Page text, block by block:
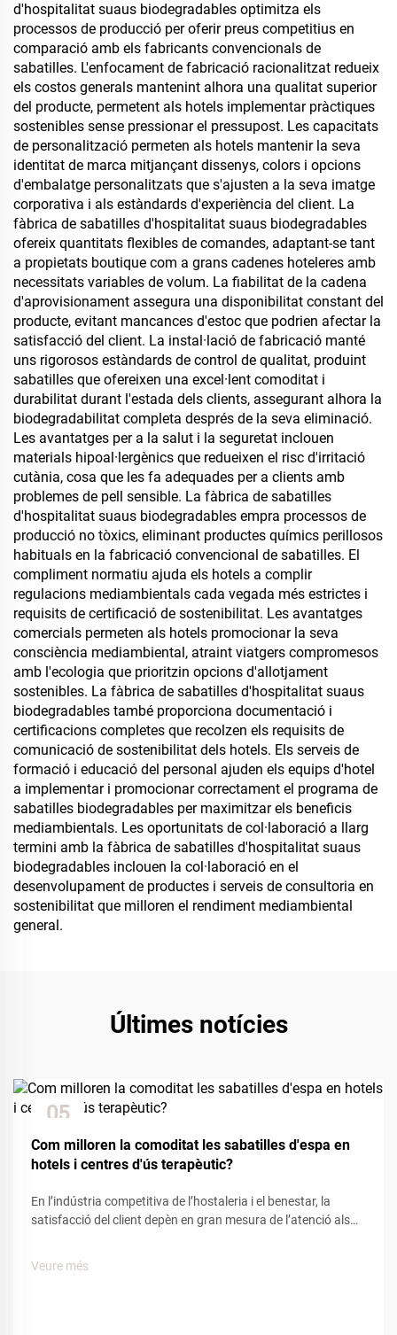
d'hospitalitat suaus biodegradables optimitza els
processos de producció per oferir preus competitius en
comparació amb els fabricants convencionals de
sabatilles. L'enfocament de fabricació racionalitzat redueix
els costos generals mantenint alhora una qualitat superior
del producte, permetent als hotels implementar pràctiques
sostenibles sense pressionar el pressupost. Les capacitats
de personalització permeten als hotels mantenir la seva
identitat de marca mitjançant dissenys, colors i opcions
d'embalatge personalitzats que s'ajusten a la seva imatge
corporativa i als estàndards d'experiència del client. La
fàbrica de sabatilles d'hospitalitat suaus biodegradables
ofereix quantitats flexibles de comandes, adaptant-se tant
a propietats boutique com a grans cadenes hoteleres amb
necessitats variables de volum. La fiabilitat de la cadena
d'aprovisionament assegura una disponibilitat constant del
producte, evitant mancances d'estoc que podrien afectar la
satisfacció del client. La instal·lació de fabricació manté
uns rigorosos estàndards de control de qualitat, produint
sabatilles que ofereixen una excel·lent comoditat i
durabilitat durant l'estada dels clients, assegurant alhora la
biodegradabilitat completa després de la seva eliminació.
Les avantatges per a la salut i la seguretat inclouen
materials hipoal·lergènics que redueixen el risc d'irritació
cutània, cosa que les fa adequades per a clients amb
problemes de pell sensible. La fàbrica de sabatilles
d'hospitalitat suaus biodegradables empra processos de
producció no tòxics, eliminant productes químics perillosos
habituals en la fabricació convencional de sabatilles. El
compliment normatiu ajuda els hotels a complir
regulacions mediambientals cada vegada més estrictes i
requisits de certificació de sostenibilitat. Les avantatges
comercials permeten als hotels promocionar la seva
consciència mediambiental, atraint viatgers compromesos
amb l'ecologia que prioritzin opcions d'allotjament
sostenibles. La fàbrica de sabatilles d'hospitalitat suaus
biodegradables també proporciona documentació i
certificacions completes que recolzen els requisits de
comunicació de sostenibilitat dels hotels. Els serveis de
formació i educació del personal ajuden els equips d'hotel
a implementar i promocionar correctament el programa de
sabatilles biodegradables per maximitzar els beneficis
mediambientals. Les oportunitats de col·laboració a llarg
termini amb la fàbrica de sabatilles d'hospitalitat suaus
biodegradables inclouen la col·laboració en el
desenvolupament de productes i serveis de consultoria en
sostenibilitat que milloren el rendiment mediambiental
general.
Últimes notícies
05
Com milloren la comoditat les sabatilles d'espa en
hotels i centres d'ús terapèutic?
En l’indústria competitiva de l’hostaleria i el benestar, la
satisfacció del client depèn en gran mesura de l’atenció als
Veure més